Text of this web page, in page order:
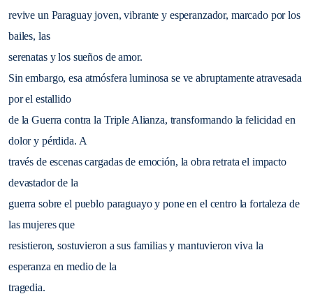
revive un Paraguay joven, vibrante y esperanzador, marcado por los
bailes, las
serenatas y los sueños de amor.
Sin embargo, esa atmósfera luminosa se ve abruptamente atravesada
por el estallido
de la Guerra contra la Triple Alianza, transformando la felicidad en
dolor y pérdida. A
través de escenas cargadas de emoción, la obra retrata el impacto
devastador de la
guerra sobre el pueblo paraguayo y pone en el centro la fortaleza de
las mujeres que
resistieron, sostuvieron a sus familias y mantuvieron viva la
esperanza en medio de la
tragedia.